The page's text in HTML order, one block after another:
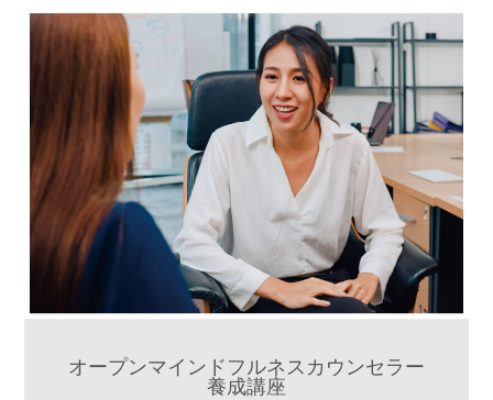
オープンマインドフルネスカウンセラー
養成講座